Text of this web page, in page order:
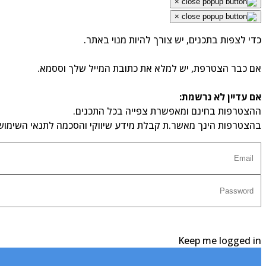
×
כדי לצפות בתכנים, יש צורך להיות מנוי באתר.
אם כבר הצטרפת, יש למלא את כתובת המייל שלך וססמא.
אם עדיין לא נרשמת:
ההצטרפות בחינם ומאפשרת צפייה בכל התכנים.
בהצטרפות הינך מאשר.ת קבלת מידע שיווקי והסכמה לתנאי
Keep me logged in